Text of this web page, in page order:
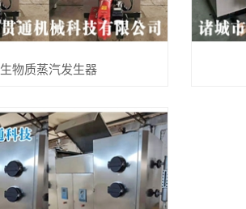
生物质蒸汽发生器